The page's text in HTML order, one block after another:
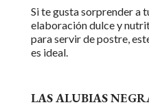
Si te gusta sorprender a
elaboración dulce y
para servir de postre,
es ideal.
LAS ALUBIAS